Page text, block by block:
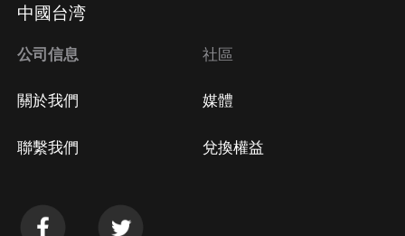
中國台湾
公司信息
關於我們
聯繫我們
社區
媒體
兌換權益